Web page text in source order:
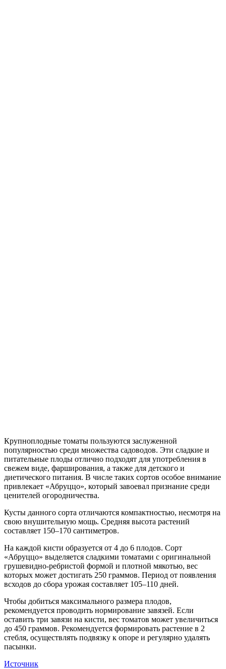
Крупноплодные томаты пользуются заслуженной
популярностью среди множества садоводов. Эти сладкие и
питательные плоды отлично подходят для употребления в
свежем виде, фарширования, а также для детского и
диетического питания. В числе таких сортов особое внимание
привлекает «Абруццо», который завоевал признание среди
ценителей огородничества.
Кусты данного сорта отличаются компактностью, несмотря на
свою внушительную мощь. Средняя высота растений
составляет 150–170 сантиметров.
На каждой кисти образуется от 4 до 6 плодов. Сорт
«Абруццо» выделяется сладкими томатами с оригинальной
грушевидно-ребристой формой и плотной мякотью, вес
которых может достигать 250 граммов. Период от появления
всходов до сбора урожая составляет 105–110 дней.
Чтобы добиться максимального размера плодов,
рекомендуется проводить нормирование завязей. Если
оставить три завязи на кисти, вес томатов может увеличиться
до 450 граммов. Рекомендуется формировать растение в 2
стебля, осуществлять подвязку к опоре и регулярно удалять
пасынки.
Источник